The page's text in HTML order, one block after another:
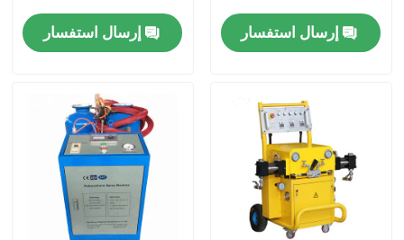
منزل
حول بنا
جولة في المعمل
إرسال استفسار إرسال استفسار